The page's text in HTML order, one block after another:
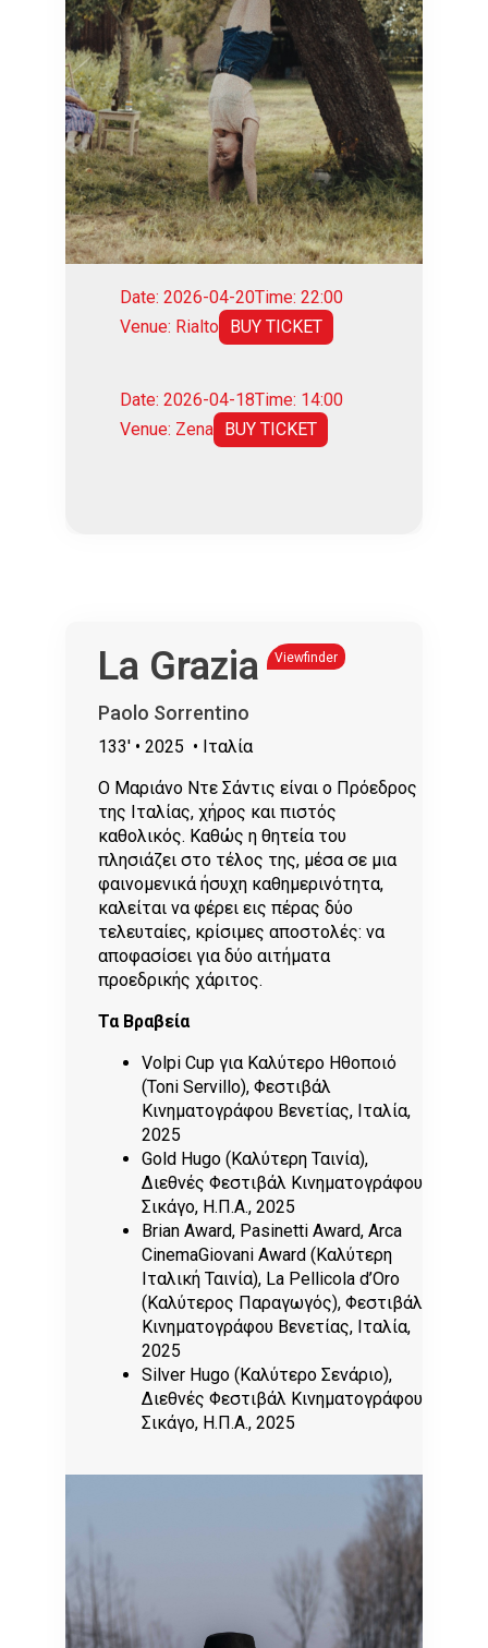
Date: 2026-04-20Time: 22:00
Venue: Rialto BUY TICKET
Date: 2026-04-18Time: 14:00
Venue: Zena BUY TICKET
La Grazia Viewfinder
Paolo Sorrentino
133' • 2025 • Ιταλία
Ο Μαριάνο Ντε Σάντις είναι ο Πρόεδρος
της Ιταλίας, χήρος και πιστός
καθολικός. Καθώς η θητεία του
πλησιάζει στο τέλος της, μέσα σε μια
φαινομενικά ήσυχη καθημερινότητα,
καλείται να φέρει εις πέρας δύο
τελευταίες, κρίσιμες αποστολές: να
αποφασίσει για δύο αιτήματα
προεδρικής χάριτος.
Τα Βραβεία
Volpi Cup για Καλύτερο Ηθοποιό
(Toni Servillo), Φεστιβάλ
Κινηματογράφου Βενετίας, Ιταλία,
2025
Gold Hugo (Καλύτερη Ταινία),
Διεθνές Φεστιβάλ Κινηματογράφου
Σικάγο, Η.Π.Α., 2025
Brian Award, Pasinetti Award, Arca
CinemaGiovani Award (Καλύτερη
Ιταλική Ταινία), La Pellicola d’Oro
(Καλύτερος Παραγωγός), Φεστιβάλ
Κινηματογράφου Βενετίας, Ιταλία,
2025
Silver Hugo (Καλύτερο Σενάριο),
Διεθνές Φεστιβάλ Κινηματογράφου
Σικάγο, Η.Π.Α., 2025